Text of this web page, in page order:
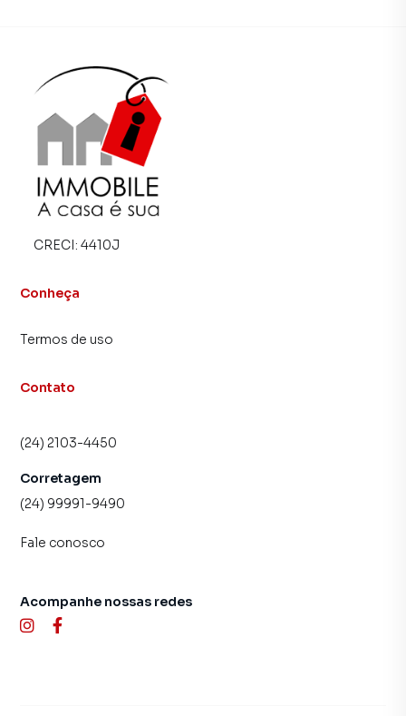
tendo como consequência uma maior chance de vender ou
alugar seu imóvel mais rápido. Contamos também com um
time de programadores, corretores treinados e uma
central de atendimento preparada para atender
proprietários e inquilinos.
CRECI: 4410J
Conheça
Termos de uso
Contato
(24) 2103-4450
Corretagem
(24) 99991-9490
Fale conosco
Acompanhe nossas redes